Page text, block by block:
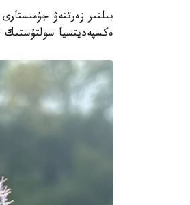
بىلتىر زەرتتەۋ
ەكسپەديتسيا سولتۇستىك